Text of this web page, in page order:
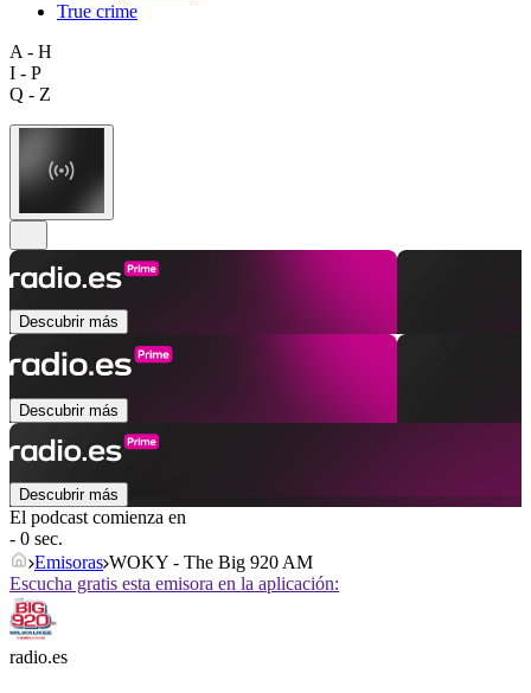
True crime
A - H
I - P
Q - Z
Descubrir más
Descubrir más
Descubrir más
El podcast comienza en
- 0 sec.
Emisoras WOKY - The Big 920 AM
Escucha gratis esta emisora en la aplicación:
radio.es